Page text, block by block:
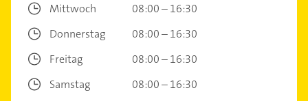
Mittwoch
08:00 – 16:30
Donnerstag
08:00 – 16:30
Freitag
08:00 – 16:30
Samstag
08:00 – 16:30